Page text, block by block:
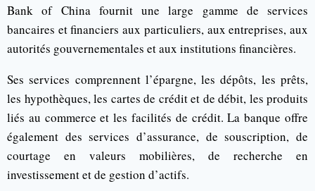
Bank of China fournit une large gamme de services
bancaires et financiers aux particuliers, aux entreprises, aux
autorités gouvernementales et aux institutions financières.
Ses services comprennent l’épargne, les dépôts, les prêts,
les hypothèques, les cartes de crédit et de débit, les produits
liés au commerce et les facilités de crédit. La banque offre
également des services d’assurance, de souscription, de
courtage en valeurs mobilières, de recherche en
investissement et de gestion d’actifs.